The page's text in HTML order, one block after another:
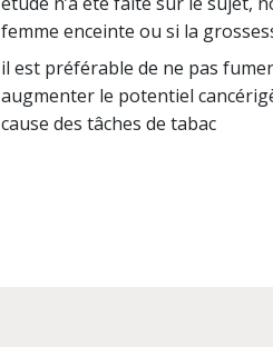
femme enceinte ou si la
il est préférable de ne pas
augmenter le potentiel
cause des tâches de tabac